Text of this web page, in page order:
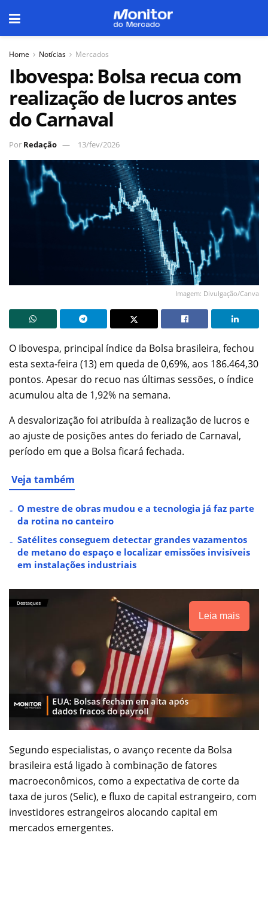
Home Notícias Mercados
Ibovespa: Bolsa recua com
realização de lucros antes
do Carnaval
Por Redação 13/fev/2026
Imagem: Divulgação/Canva
O Ibovespa, principal índice da Bolsa brasileira, fechou
esta sexta-feira (13) em queda de 0,69%, aos 186.464,30
pontos. Apesar do recuo nas últimas sessões, o índice
acumulou alta de 1,92% na semana.
A desvalorização foi atribuída à realização de lucros e
ao ajuste de posições antes do feriado de Carnaval,
período em que a Bolsa ficará fechada.
Veja também
O mestre de obras mudou e a tecnologia já faz parte
da rotina no canteiro
Satélites conseguem detectar grandes vazamentos
de metano do espaço e localizar emissões invisíveis
em instalações industriais
Leia mais
Segundo especialistas, o avanço recente da Bolsa
brasileira está ligado à combinação de fatores
macroeconômicos, como a expectativa de corte da
taxa de juros (Selic), e fluxo de capital estrangeiro, com
investidores estrangeiros alocando capital em
mercados emergentes.